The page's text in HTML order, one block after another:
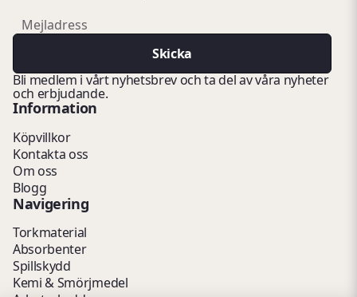
email
Mejladress
Skicka
Bli medlem i vårt nyhetsbrev och ta del av våra nyheter
och erbjudande.
Information
Köpvillkor
Kontakta oss
Om oss
Blogg
Navigering
Torkmaterial
Absorbenter
Spillskydd
Kemi & Smörjmedel